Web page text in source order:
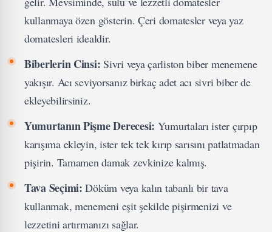
kullanmaya özen gösterin. Çeri domatesler veya yaz
domatesleri idealdir.
Biberlerin Cinsi: Sivri veya çarliston biber menemene
yakışır. Acı seviyorsanız birkaç adet acı sivri biber de
ekleyebilirsiniz.
Yumurtanın Pişme Derecesi: Yumurtaları ister çırpıp
karışıma ekleyin, ister tek tek kırıp sarısını patlatmadan
pişirin. Tamamen damak zevkinize kalmış.
Tava Seçimi: Döküm veya kalın tabanlı bir tava
kullanmak, menemeni eşit şekilde pişirmenizi ve
lezzetini artırmanızı sağlar.